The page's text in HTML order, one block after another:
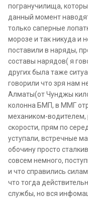
погранучилища,
данный момент
только саперные
морозе и так никуда и
поставили в наряды,
составы нарядов( я
других была таже
говорили что зря нам
Алматы(от Чунджы
колонна БМП, в ММГ
механиком-водителем,
скорости, прям по
уступали, встречные
обочину просто
совсем немного,
и что справились
что тогда
службы, но вся